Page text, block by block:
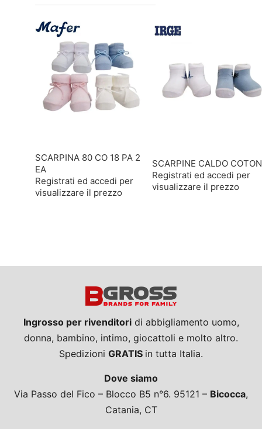
SCARPINA 80 CO 18 PA 2
EA
Registrati ed accedi per
visualizzare il prezzo
SCARPINE CALDO
Registrati ed accedi per
visualizzare il prezzo
Ingrosso per rivenditoridi abbigliamento uomo,
donna, bambino, intimo, giocattoli e molto altro.
Spedizioni GRATIS in tutta Italia.
Dove siamo
Via Passo del Fico – Blocco B5 n°6. 95121 – Bicocca,
Catania, CT